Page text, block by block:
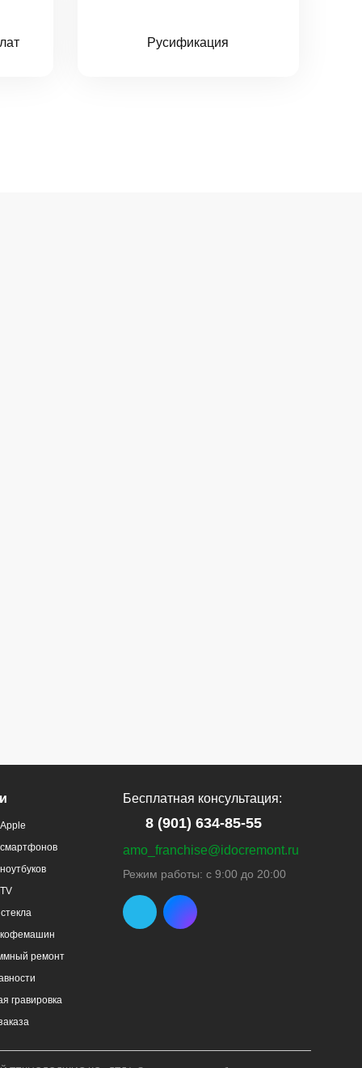
Русификация
ремонт
гравировка
Бесплатная консультация:
8 (901) 634-85-55
amo_franchise@idocremont.ru
Режим работы: с 9:00 до 20:00